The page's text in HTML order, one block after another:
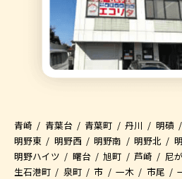
青崎 青葉台 青葉町 丹川 明磧
明野東
明野西 明野南 明野北
明野ハイツ
曙台 旭町 芦崎 尼
生石港町
泉町 市 一木 市尾